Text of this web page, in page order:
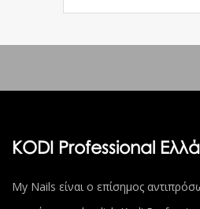
KODI Professional
My Nails είναι ο επίσημος